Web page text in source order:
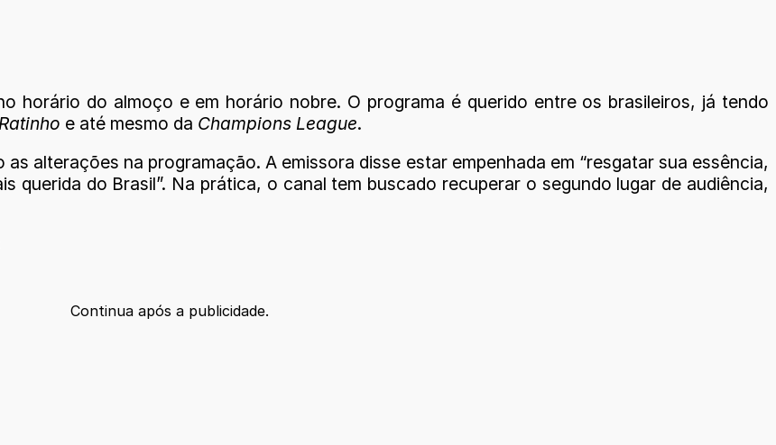
horário do almoço e em horário nobre. O programa é querido entre os brasileiros, já tendo
e até mesmo da Champions League.
alterações na programação. A emissora disse estar empenhada em “resgatar sua essência,
querida do Brasil”. Na prática, o canal tem buscado recuperar o segundo lugar de audiência,
Continua após a publicidade.